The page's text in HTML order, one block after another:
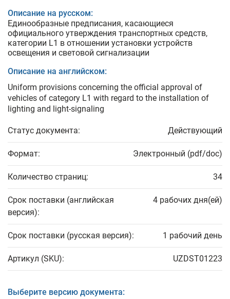
Описание на русском:
Единообразные предписания, касающиеся
официального утверждения транспортных средств,
категории L­1­ в отношении установки устройств
освещения и световой сигнализации
Описание на английском:
Uniform provisions concerning the official approval of
vehicles of category L1 with regard to the installation of
lighting and light-signaling
Статус документа: Действующий
Формат: Электронный (pdf/doc)
Количество страниц: 34
Срок поставки (английская
версия):
4 рабочих дня(ей)
Срок поставки (русская версия): 1 рабочий день
Артикул (SKU): UZDST01223
Выберите версию документа: